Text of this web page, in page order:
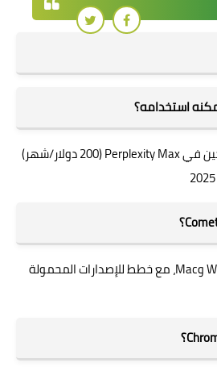
تتوفر نسخة حاليا للمشتركين في Perplexity Max (200 دولار/شهر)
متاح حاليًا لنظامي Windows وMac، مع خطط للإصدارات المحمولة